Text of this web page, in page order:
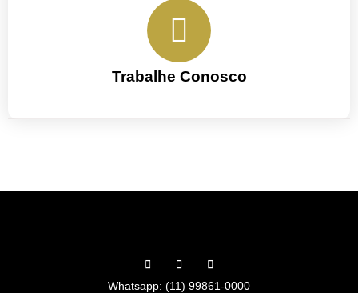
Trabalhe Conosco
Whatsapp: (11) 99861-0000